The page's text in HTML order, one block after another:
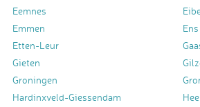
Eemnes
Emmen
Ens
Etten-Leur
Gieten
Groningen
Hardinxveld-Giessendam